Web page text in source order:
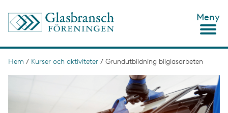
Meny
L
Hem / Kurser och aktiviteter / Grundutbildning bilglasarbeten